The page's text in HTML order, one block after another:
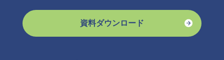
資料ダウンロード